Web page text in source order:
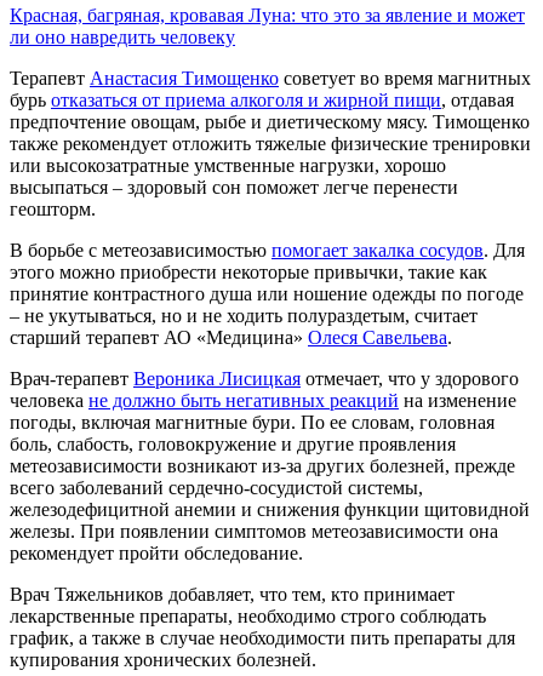
Красная, багряная, кровавая Луна: что это за явление и может
ли оно навредить человеку
Терапевт Анастасия Тимощенко советует во время магнитных
бурь отказаться от приема алкоголя и жирной пищи, отдавая
предпочтение овощам, рыбе и диетическому мясу. Тимощенко
также рекомендует отложить тяжелые физические тренировки
или высокозатратные умственные нагрузки, хорошо
высыпаться – здоровый сон поможет легче перенести
геошторм.
В борьбе с метеозависимостью помогает закалка сосудов. Для
этого можно приобрести некоторые привычки, такие как
принятие контрастного душа или ношение одежды по погоде
– не укутываться, но и не ходить полураздетым, считает
старший терапевт АО «Медицина» Олеся Савельева.
Врач-терапевт Вероника Лисицкая отмечает, что у здорового
человека не должно быть негативных реакций на изменение
погоды, включая магнитные бури. По ее словам, головная
боль, слабость, головокружение и другие проявления
метеозависимости возникают из-за других болезней, прежде
всего заболеваний сердечно-сосудистой системы,
железодефицитной анемии и снижения функции щитовидной
железы. При появлении симптомов метеозависимости она
рекомендует пройти обследование.
Врач Тяжельников добавляет, что тем, кто принимает
лекарственные препараты, необходимо строго соблюдать
график, а также в случае необходимости пить препараты для
купирования хронических болезней.